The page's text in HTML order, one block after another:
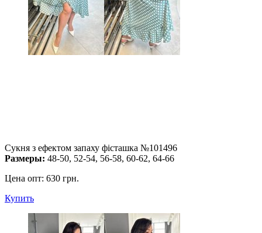
Сукня з ефектом запаху фісташка №101496
Размеры: 48-50, 52-54, 56-58, 60-62, 64-66
Цена опт: 630 грн.
Купить